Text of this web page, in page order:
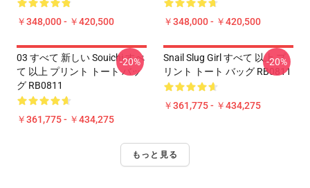
￥348,000 - ￥420,500 ￥348,000 - ￥420,500
03 すべて 新しい Souichi すべ
て 以上 プリント トート バッ
グ RB0811
￥361,775 - ￥434,275
-20%
Snail Slug Girl すべて 以上 プ
リント トート バッグ RB0811
￥361,775 - ￥434,275
-20%
もっと見る